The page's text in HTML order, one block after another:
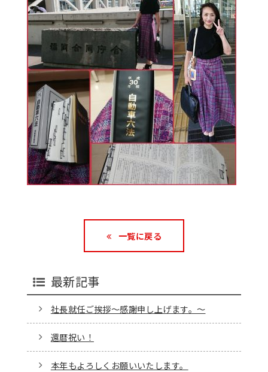
一覧に戻る
最新記事
社長就任ご挨拶～感謝申し上げます。～
還暦祝い！
本年もよろしくお願いいたします。